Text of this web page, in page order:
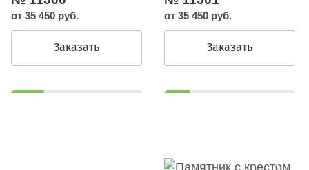
от 35 450 руб.
Заказать
от 35 450 руб.
Заказать